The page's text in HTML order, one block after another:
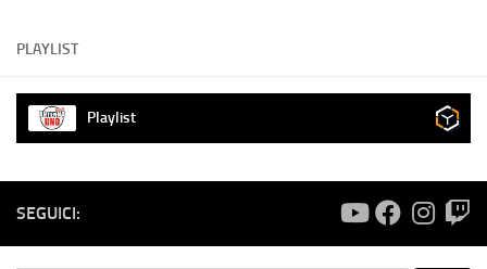
PLAYLIST
Playlist
SEGUICI: